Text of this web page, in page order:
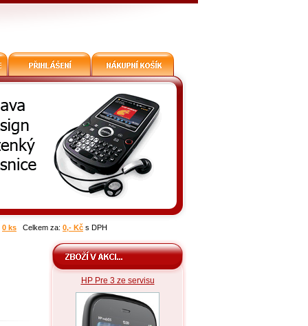
0 ks Celkem za: 0,- Kč s DPH
HP Pre 3 ze servisu